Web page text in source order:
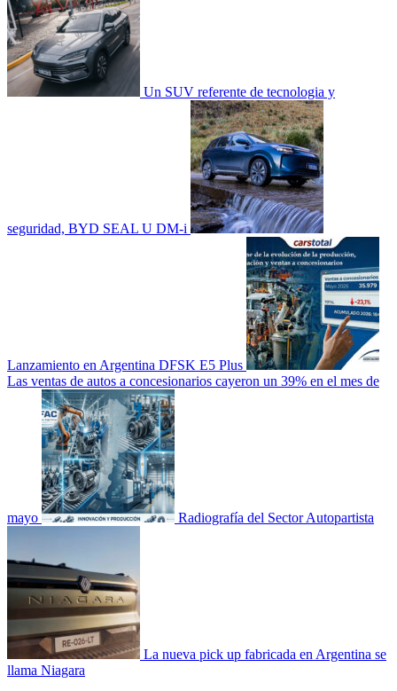
Un SUV referente de tecnologia y
seguridad, BYD SEAL U DM-i
Lanzamiento en Argentina DFSK E5 Plus
Las ventas de autos a concesionarios cayeron un 39% en el mes de
mayo Radiografía del Sector Autopartista
La nueva pick up fabricada en Argentina se
llama Niagara